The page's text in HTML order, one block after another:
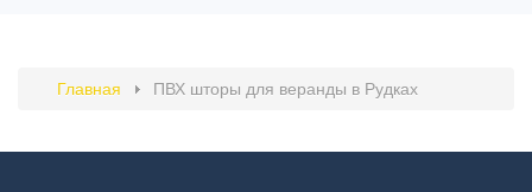
Главная ПВХ шторы для веранды в Рудках